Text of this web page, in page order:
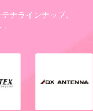
ナラインナップ。